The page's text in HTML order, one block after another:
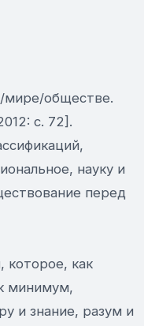
мире/обществе.
с. 72].
науку и
перед
которое, как
минимум,
и знание, разум и